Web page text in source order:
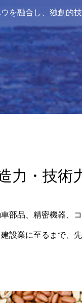
を融合し、独創的
力・技術
部品、精密機器、
設業に至るまで、